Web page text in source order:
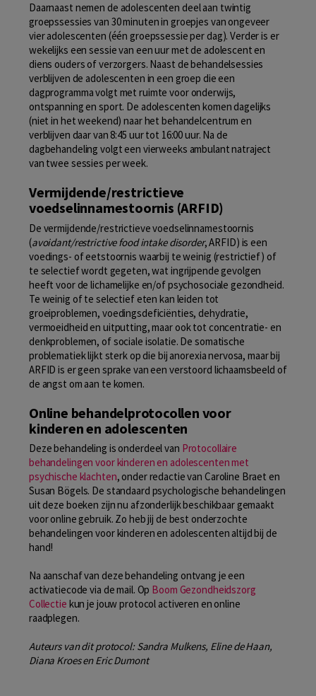
Daarnaast nemen de adolescenten deel aan twintig
groepssessies van 30 minuten in groepjes van ongeveer
vier adolescenten (één groepssessie per dag). Verder is er
wekelijks een sessie van een uur met de adolescent en
diens ouders of verzorgers. Naast de behandelsessies
verblijven de adolescenten in een groep die een
dagprogramma volgt met ruimte voor onderwijs,
ontspanning en sport. De adolescenten komen dagelijks
(niet in het weekend) naar het behandelcentrum en
verblijven daar van 8:45 uur tot 16:00 uur. Na de
dagbehandeling volgt een vierweeks ambulant natraject
van twee sessies per week.
Vermijdende/restrictieve
voedselinnamestoornis (ARFID)
De vermijdende/restrictieve voedselinnamestoornis
(avoidant/restrictive food intake disorder, ARFID) is een
voedings- of eetstoornis waarbij te weinig (restrictief) of
te selectief wordt gegeten, wat ingrijpende gevolgen
heeft voor de lichamelijke en/of psychosociale gezondheid.
Te weinig of te selectief eten kan leiden tot
groeiproblemen, voedingsdeficiënties, dehydratie,
vermoeidheid en uitputting, maar ook tot concentratie- en
denkproblemen, of sociale isolatie. De somatische
problematiek lijkt sterk op die bij anorexia nervosa, maar bij
ARFID is er geen sprake van een verstoord lichaamsbeeld of
de angst om aan te komen.
Online behandelprotocollen voor
kinderen en adolescenten
Deze behandeling is onderdeel van Protocollaire
behandelingen voor kinderen en adolescenten met
psychische klachten, onder redactie van Caroline Braet en
Susan Bögels. De standaard psychologische behandelingen
uit deze boeken zijn nu afzonderlijk beschikbaar gemaakt
voor online gebruik. Zo heb jij de best onderzochte
behandelingen voor kinderen en adolescenten altijd bij de
hand!
Na aanschaf van deze behandeling ontvang je een
activatiecode via de mail. Op Boom Gezondheidszorg
Collectie kun je jouw protocol activeren en online
raadplegen.
Auteurs van dit protocol: Sandra Mulkens, Eline de Haan,
Diana Kroes en Eric Dumont